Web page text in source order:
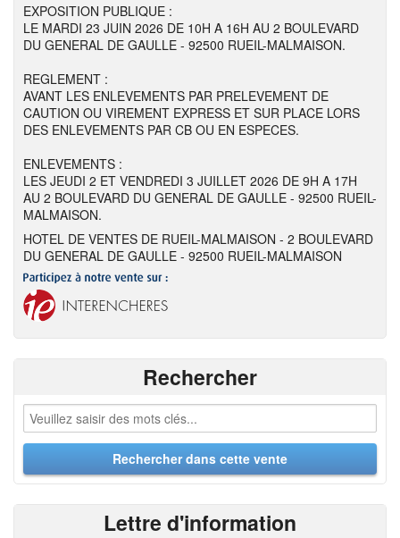
EXPOSITION PUBLIQUE :
LE MARDI 23 JUIN 2026 DE 10H A 16H AU 2 BOULEVARD
DU GENERAL DE GAULLE - 92500 RUEIL-MALMAISON.
REGLEMENT :
AVANT LES ENLEVEMENTS PAR PRELEVEMENT DE
CAUTION OU VIREMENT EXPRESS ET SUR PLACE LORS
DES ENLEVEMENTS PAR CB OU EN ESPECES.
ENLEVEMENTS :
LES JEUDI 2 ET VENDREDI 3 JUILLET 2026 DE 9H A 17H
AU 2 BOULEVARD DU GENERAL DE GAULLE - 92500 RUEIL-
MALMAISON.
HOTEL DE VENTES DE RUEIL-MALMAISON - 2 BOULEVARD
DU GENERAL DE GAULLE - 92500 RUEIL-MALMAISON
Rechercher
Lettre d'information